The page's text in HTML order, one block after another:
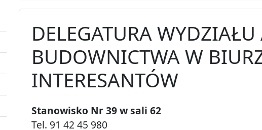
DELEGATURA
BUDOWNICTWA W
INTERESANTÓW
Stanowisko Nr 39 w sali 62
Tel. 91 42 45 980